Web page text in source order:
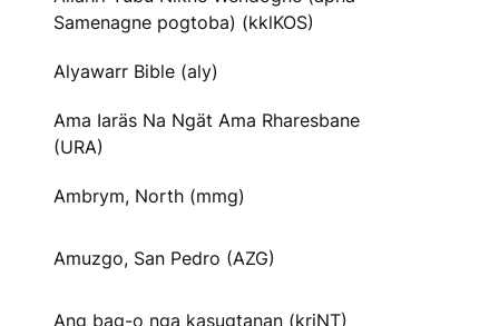
Samenagne pogtoba) (kklKOS)
Alyawarr Bible (aly)
Ama Iaräs Na Ngät Ama Rharesbane
(URA)
Ambrym, North (mmg)
Amuzgo, San Pedro (AZG)
Ang bag-o nga kasugtanan (krjNT)